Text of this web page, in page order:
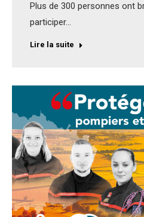
Plus de 300 personnes ont
participer…
Lire la suite